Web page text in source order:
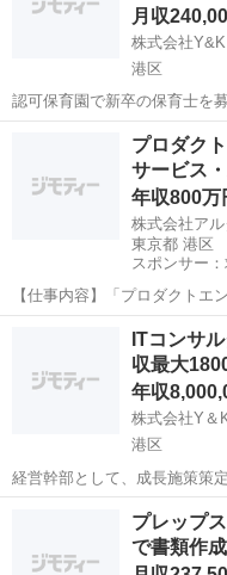
月収
株式会社
港区
認可保育園で新卒の保育士を
い方は是非ご応募ください！ 4月1日か
助も最大82,000！年間休日も
も全員...
保育士
プロダク
サービス
年収800万
株式会社ア
東京都 港区
スポンサー
【仕事内容】「プロダクトエ
タ|AIを駆使して複雑な世界の
ジニア募集! 仕事内容: 「業
ーバル 多業種 多言語という高
ITコンサ
収最大
年収
株式会社Y＆
港区
経営幹部として、成長施策策
ャリアマネジメント、プロジ
顧客とのリレーション構築、
ーティングなどを行っていた
システム
プレップ
で書類作